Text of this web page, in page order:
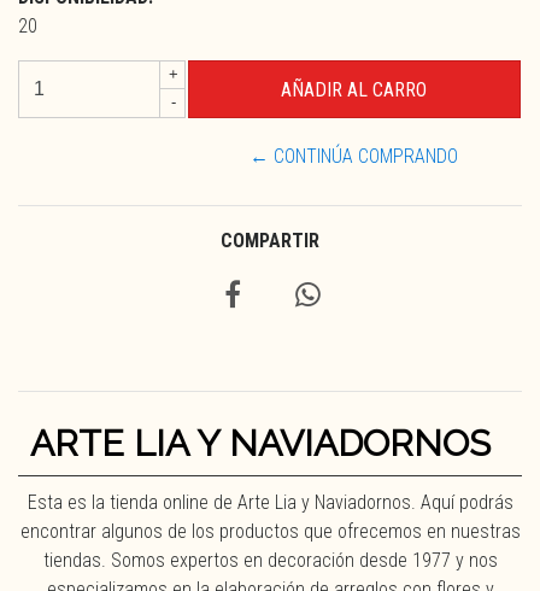
20
+
-
← CONTINÚA COMPRANDO
COMPARTIR
ARTE LIA Y NAVIADORNOS
Esta es la tienda online de Arte Lia y Naviadornos. Aquí podrás
encontrar algunos de los productos que ofrecemos en nuestras
tiendas. Somos expertos en decoración desde 1977 y nos